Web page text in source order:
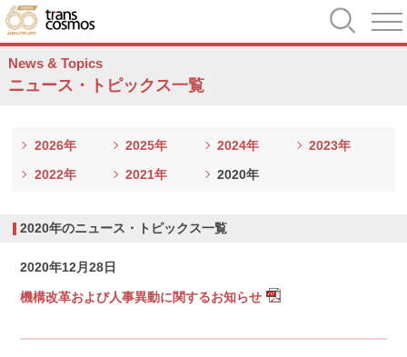
News & Topics
ニュース・トピックス一覧
2026年 2025年 2024年 2023年
2022年 2021年 2020年
2020年のニュース・トピックス一覧
2020年12月28日
機構改革および人事異動に関するお知らせ